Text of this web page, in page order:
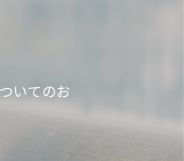
いてのお